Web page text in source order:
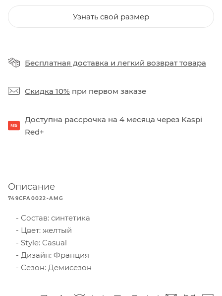
Узнать свой размер
Бесплатная доставка и легкий возврат товара
Скидка 10% при первом заказе
Доступна рассрочка на 4 месяца через Kaspi
Red+
Описание
749CFA0022-AMG
Состав: синтетика
Цвет: желтый
Style: Casual
Дизайн: Франция
Сезон: Демисезон